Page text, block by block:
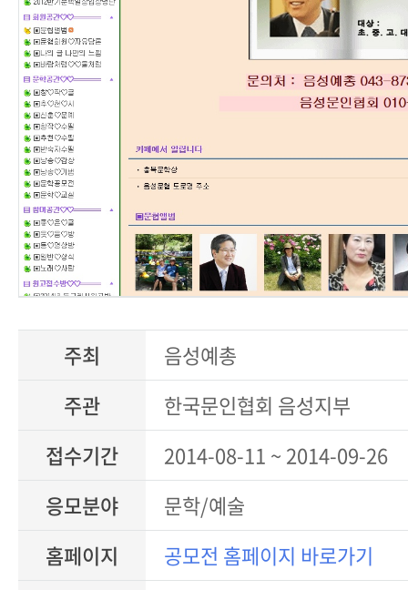
주최
음성예총
주관
한국문인협회 음성지부
접수기간
2014-08-11 ~ 2014-09-26
응모분야
문학/예술
홈페이지
공모전 홈페이지 바로가기